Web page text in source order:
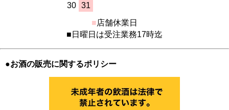
30 31
■店舗休業日
■日曜日は受注業務17時迄
●お酒の販売に関するポリシー